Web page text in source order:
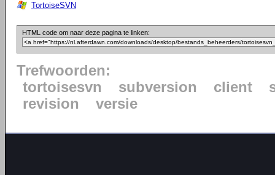
TortoiseSVN
HTML code om naar deze pagina te linken:
Trefwoorden:
tortoisesvn
subversion client
revision
versie